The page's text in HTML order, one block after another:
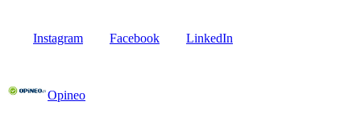
Instagram Facebook LinkedIn
Opineo